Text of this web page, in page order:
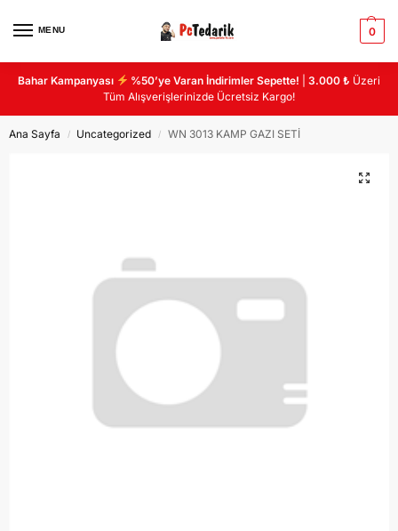
MENU 0
Bahar Kampanyası %50’ye Varan İndirimler Sepette! |3.000 ₺ Üzeri
Tüm Alışverişlerinizde Ücretsiz Kargo!
Ana Sayfa / Uncategorized / WN 3013 KAMP GAZI SETİ